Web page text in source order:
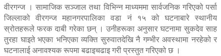
वीरगन्ज । सामाजिक सञ्जाल तथा विभिन्न माध्यममा सार्वजनिक गरिएको पर्सा
जिल्लाको वीरगन्ज महानगरपालिका वडा नं १५ को घटनाबारे स्थानीय
स्रोतहरूले फरक दाबी गरेका छन् । उनीहरूका अनुसार घटनामा सुकदेव साह
तुरहा घाइते भएका भनिएका व्यक्ति सुरुवातदेखि नै गम्भीर अवस्थामा नरहेको र
घटनालाई अनावश्यक रूपमा बढाइचढाइ गरी प्रस्तुत गरिएको छ ।